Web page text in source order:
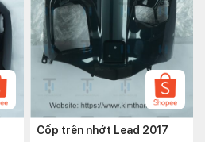
Cốp trên nhớt Lead 2017